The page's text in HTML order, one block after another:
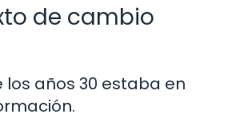
de cambio
los años 30 estaba en